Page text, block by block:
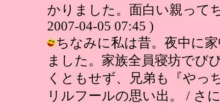
かりました。面白い親って
2007-04-05 07:45 )
ちなみに私は昔。夜中に
ました。家族全員寝坊でび
くともせず、兄弟も『やっ
リルフールの思い出。 / さ